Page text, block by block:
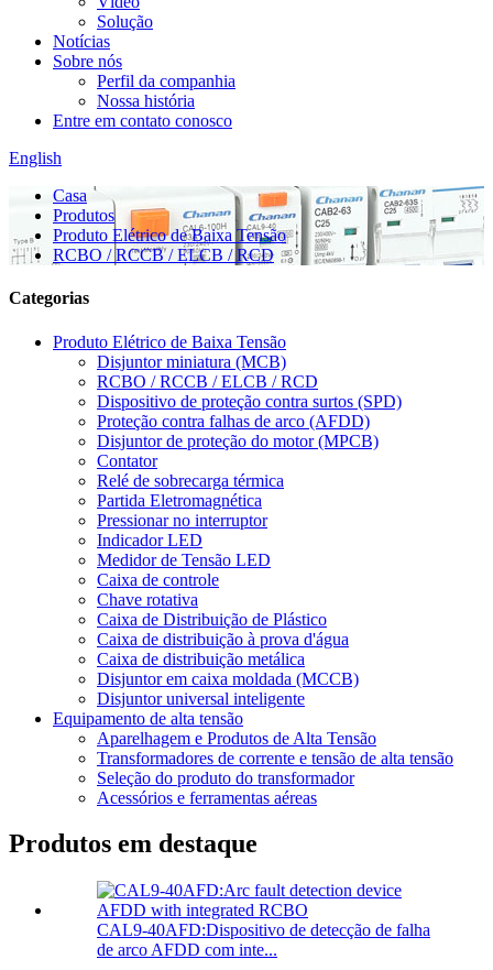
Solução
Notícias
Sobre nós
Perfil da companhia
Nossa história
Entre em contato conosco
English
Casa
Produtos
Produto Elétrico de Baixa Tensão
RCBO / RCCB / ELCB / RCD
Categorias
Produto Elétrico de Baixa Tensão
Disjuntor miniatura (MCB)
RCBO / RCCB / ELCB / RCD
Dispositivo de proteção contra surtos (SPD)
Proteção contra falhas de arco (AFDD)
Disjuntor de proteção do motor (MPCB)
Contator
Relé de sobrecarga térmica
Partida Eletromagnética
Pressionar no interruptor
Indicador LED
Medidor de Tensão LED
Caixa de controle
Chave rotativa
Caixa de Distribuição de Plástico
Caixa de distribuição à prova d'água
Caixa de distribuição metálica
Disjuntor em caixa moldada (MCCB)
Disjuntor universal inteligente
Equipamento de alta tensão
Aparelhagem e Produtos de Alta Tensão
Transformadores de corrente e tensão de alta tensão
Seleção do produto do transformador
Acessórios e ferramentas aéreas
Produtos em destaque
CAL9-40AFD:Dispositivo de detecção de falha
de arco AFDD com inte...